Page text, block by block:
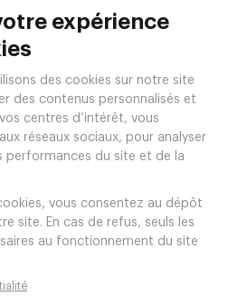
à pied OPEN UP Soft 47cl